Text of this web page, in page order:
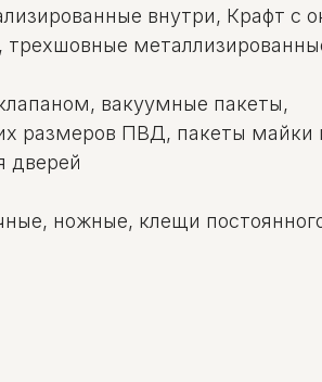
внутри, Крафт с
вакуумные пакеты,
размеров ПВД, пакеты майки
дверей
ножные, клещи